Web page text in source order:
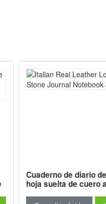
Cuaderno de diario
hoja suelta de cuero